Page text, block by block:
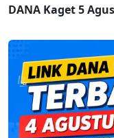
DANA Kaget 5